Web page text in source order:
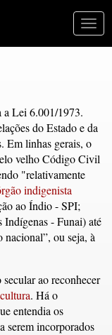
Lei 6.001/1973.
do Estado e da
Em linhas gerais, o
velho Código Civil
"relativamente
indigenista
ao Índio - SPI;
Indígenas - Funai) até
nacional”, ou seja, à
ao reconhecer
. Há o
entendia os
serem incorporados